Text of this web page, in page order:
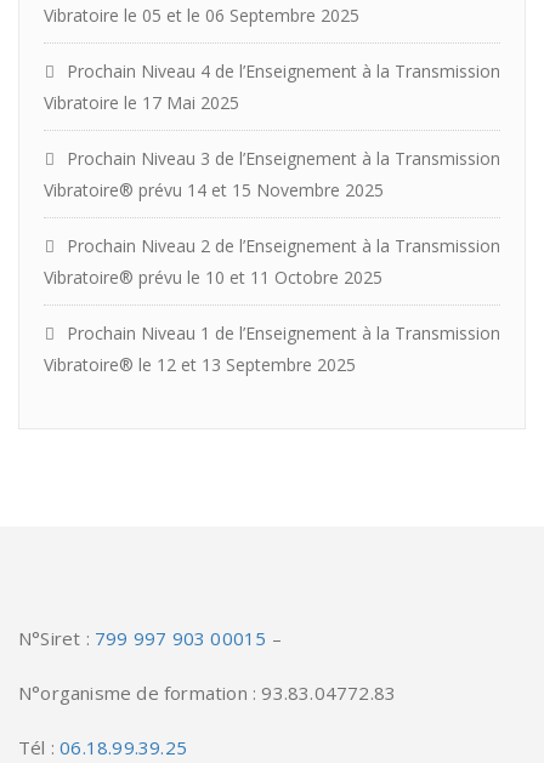
Vibratoire le 05 et le 06 Septembre 2025
Prochain Niveau 4 de l’Enseignement à la Transmission
Vibratoire le 17 Mai 2025
Prochain Niveau 3 de l’Enseignement à la Transmission
Vibratoire® prévu 14 et 15 Novembre 2025
Prochain Niveau 2 de l’Enseignement à la Transmission
Vibratoire® prévu le 10 et 11 Octobre 2025
Prochain Niveau 1 de l’Enseignement à la Transmission
Vibratoire® le 12 et 13 Septembre 2025
N°Siret : 799 997 903 00015 –
N°organisme de formation : 93.83.04772.83
Tél :06.18.99.39.25